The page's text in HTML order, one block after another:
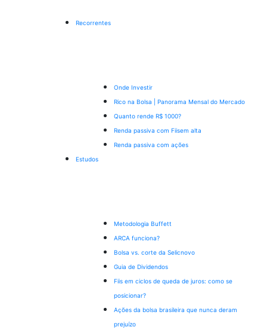
Recorrentes
Onde Investir
Rico na Bolsa | Panorama Mensal do Mercado
Quanto rende R$ 1000?
Renda passiva com Fiisem alta
Renda passiva com ações
Estudos
Metodologia Buffett
ARCA funciona?
Bolsa vs. corte da Selicnovo
Guia de Dividendos
Fiis em ciclos de queda de juros: como se
posicionar?
Ações da bolsa brasileira que nunca deram
prejuízo